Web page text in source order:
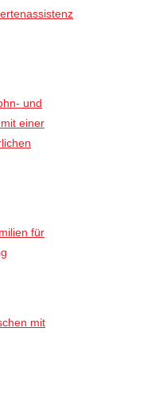
und
einer
für
mit